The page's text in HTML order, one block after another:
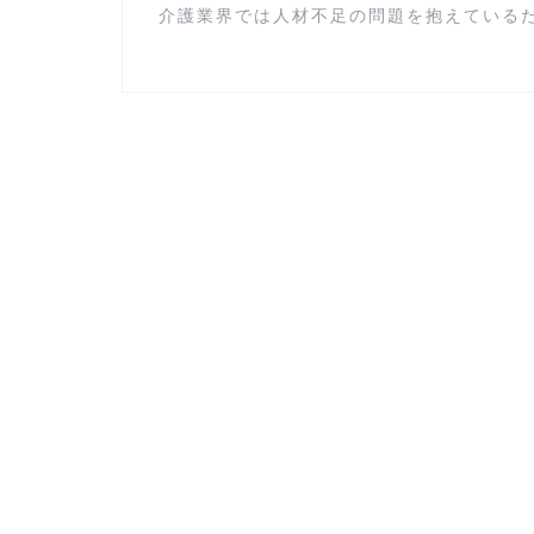
介護業界では人材不足の問題を抱えてい